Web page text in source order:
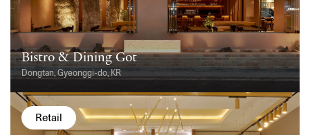
Bistro & Dining Got
Dongtan, Gyeonggi-do, KR
Retail